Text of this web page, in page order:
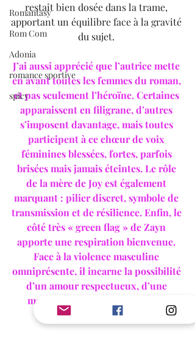
Romantasy
Rom Com
Adonia
romance sportive
spicy
restait bien dosée dans la trame,
apportant un équilibre face à la gravité
du sujet.
J’ai aussi apprécié que l’autrice mette
en avant toutes les femmes du roman,
et pas seulement l’héroïne. Certaines
apparaissent en filigrane, d’autres
s’imposent davantage, mais toutes
participent à ce chœur de voix
féminines blessées, fortes, parfois
brisées mais jamais éteintes. Le rôle
de la mère de Joy est également
marquant : pilier discret, symbole de
transmission et de résilience. Enfin, le
côté très « green flag » de Zayn
apporte une respiration bienvenue.
Face à la violence masculine
omniprésente, il incarne la possibilité
d’un amour respectueux, d’une
masculinité apaisée, et ça, c’est
précieux.